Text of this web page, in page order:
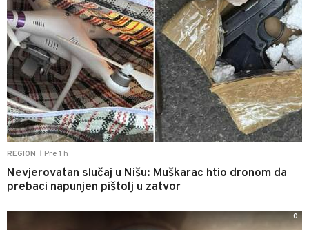
REGION Pre 1 h
Nevjerovatan slučaj u Nišu: Muškarac htio dronom da
prebaci napunjen pištolj u zatvor
0